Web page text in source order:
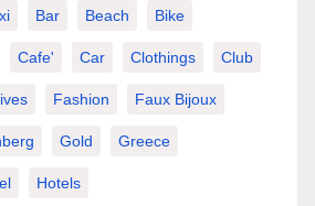
Bar Beach Bike
Cafe' Car Clothings Club
Fashion Faux Bijoux
Gold Greece
Hotels